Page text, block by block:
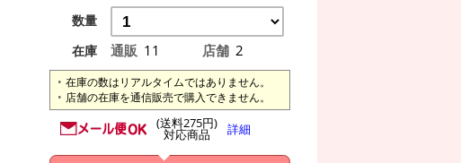
数量
在庫
通販 11 店舗 2
在庫の数はリアルタイムではありません。
店舗の在庫を通信販売で購入できません。
(送料275円)
対応商品 詳細